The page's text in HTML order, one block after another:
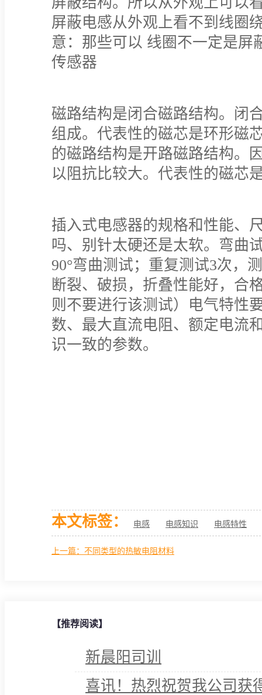
屏蔽电感从外观上看不到线圈
意：那些可以 线圈不一定是
传感器
磁路结构是闭合磁路结构。闭
组成。代表性的磁芯是环形磁
的磁路结构是开路磁路结构。
以阻抗比较大。代表性的磁芯
插入式电感器的规格和性能、
吗、别针太硬还是太软。弯曲
90°弯曲测试；重复测试3次，
断裂、破损，折叠性能好，合
则不要进行该测试）电气特性
数、最大直流电阻、额定电流
识一致的参数。
本文标签： 电感 电感知识 电感特性
上一篇：不同类型的热敏电阻材料
【推荐阅读】
新晨阳司训
喜讯！热烈祝贺我公司获